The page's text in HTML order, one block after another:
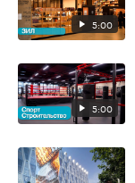
5:00
5:00